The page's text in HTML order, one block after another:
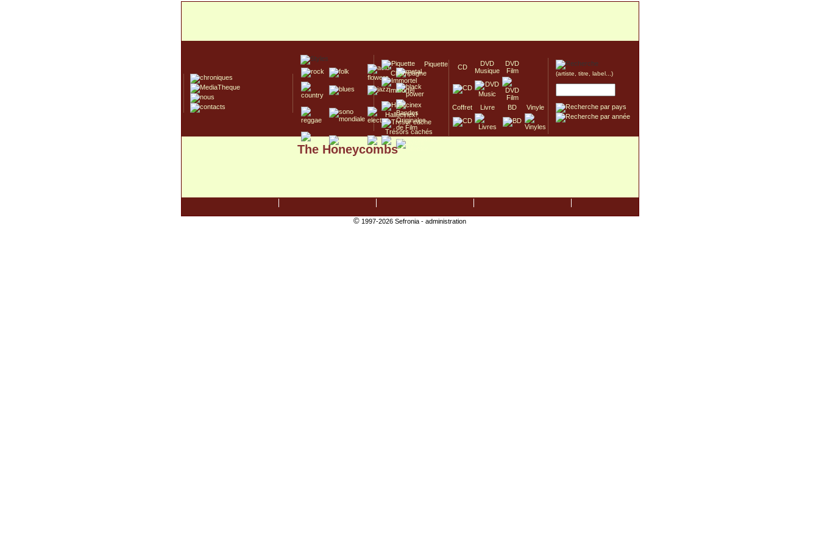
Piquette
Champagne
Immortel
Hallucinex!
Trésors cachés
Culte/Collector
CD
DVD
Musique
DVD
Film
Coffret Livre BD Vinyle
(artiste, titre, label...)
The Honeycombs
©1997-2026 Sefronia - administration